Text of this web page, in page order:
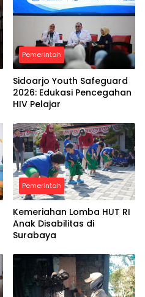
Pemerintah
Sidoarjo Youth Safeguard
2026: Edukasi Pencegahan
HIV Pelajar
Pemerintah
Kemeriahan Lomba HUT RI
Anak Disabilitas di
Surabaya